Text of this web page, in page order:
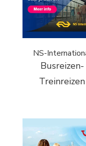
NS-
Busreizen-
Treinreizen